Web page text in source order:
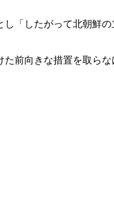
「したがって北朝鮮
前向きな措置を取らな